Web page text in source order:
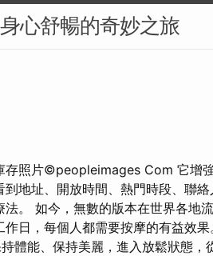
心舒暢的奇妙之旅
存照片©peopleimages Com 它增
地址、開放時間、熱門時段、聯
。 如今，無數的版本在世界各地
日，每個人都需要按摩的有益效果
體能、保持美麗，進入放鬆狀態，